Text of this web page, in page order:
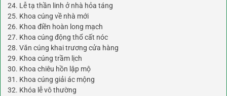
24. Lễ tạ thần linh ở nhà hỏa táng
25. Khoa cúng về nhà mới
26. Khoa điền hoàn long mạch
27. Khoa cúng động thổ cất nóc
28. Văn cúng khai trương cửa hàng
29. Khoa cúng trầm lịch
30. Khoa chiêu hồn lập mộ
31. Khoa cúng giải ác mộng
32. Khóa lễ vô thường